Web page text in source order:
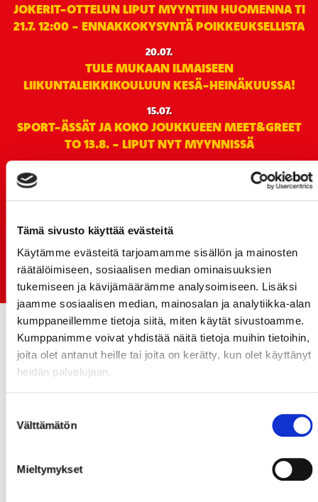
Tämä sivusto käyttää evästeitä
Käytämme evästeitä tarjoamamme sisällön ja mainosten
räätälöimiseen, sosiaalisen median ominaisuuksien
tukemiseen ja kävijämäärämme analysoimiseen. Lisäksi
jaamme sosiaalisen median, mainosalan ja analytiikka-alan
kumppaneillemme tietoja siitä, miten käytät sivustoamme.
Kumppanimme voivat yhdistää näitä tietoja muihin tietoihin,
joita olet antanut heille tai joita on kerätty, kun olet käyttänyt
heidän palvelujaan.
valinta
Välttämätön
Mieltymykset
JOKERIT-OTTELUN LIPUT MYYNTIIN HUOMENNA TI
21.7. 12:00 - ENNAKKOKYSYNTÄ POIKKEUKSELLISTA
20.07.
TULE MUKAAN ILMAISEEN
LIIKUNTALEIKKIKOULUUN KESÄ-HEINÄKUUSSA!
15.07.
SPORT-ÄSSÄT JA KOKO JOUKKUEEN MEET&GREET
TO 13.8. - LIPUT NYT MYYNNISSÄ
Rinta-Joupin Autoliike jatkaa Sportin
pääyhteistyökumppanina Superkaudella – jatkoa
Early Bird-lippupaketit nyt myynnissä! - näe
Jokerit-matsi ja useat muut